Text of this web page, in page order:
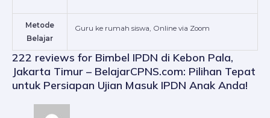
Metode
Belajar
Guru ke rumah siswa, Online via Zoom
222 reviews for Bimbel IPDN di Kebon Pala,
Jakarta Timur – BelajarCPNS.com: Pilihan Tepat
untuk Persiapan Ujian Masuk IPDN Anak Anda!